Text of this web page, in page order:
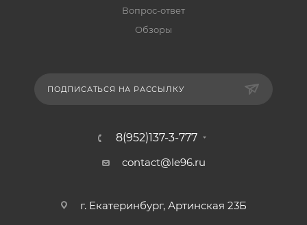
Вопрос-ответ
Обзоры
ПОДПИСАТЬСЯ НА РАССЫЛКУ
8(952)137-3-777
contact@le96.ru
г. Екатеринбург, Артинская 23Б